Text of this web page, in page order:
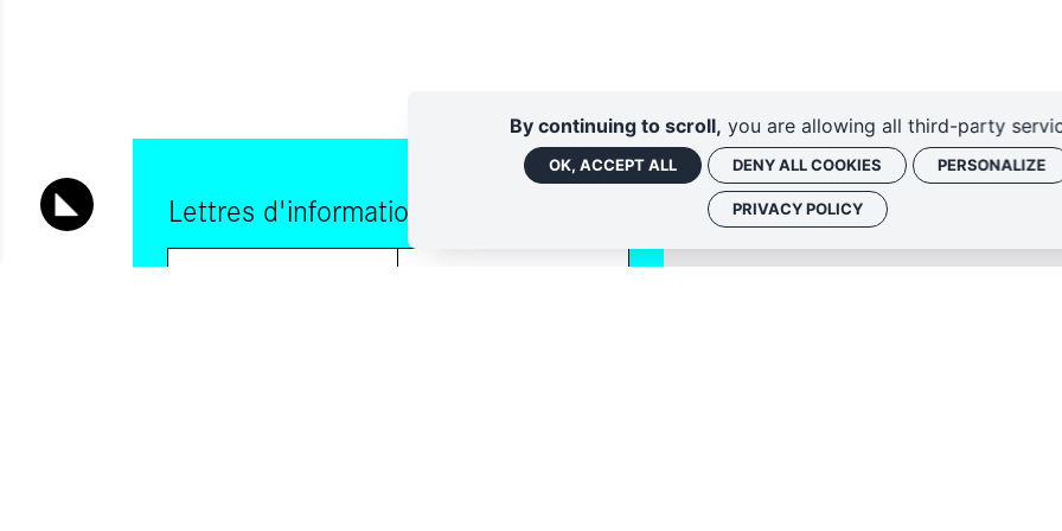
Lettres d'information
By continuing to scroll, you are allowing all third-party
OK, ACCEPT ALL DENY ALL COOKIES PERSONALIZE
PRIVACY POLICY